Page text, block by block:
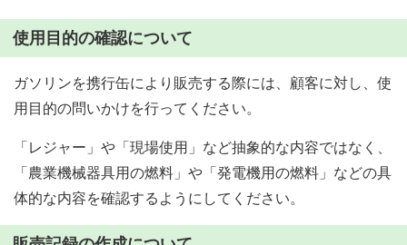
使用目的の確認について
ガソリンを携行缶により販売する際には、顧客に対し、使
用目的の問いかけを行ってください。
「レジャー」や「現場使用」など抽象的な内容ではなく、
「農業機械器具用の燃料」や「発電機用の燃料」などの具
体的な内容を確認するようにしてください。